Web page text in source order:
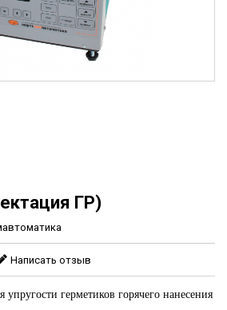
ГР)
Написать отзыв
упругости герметиков горячего нанесения